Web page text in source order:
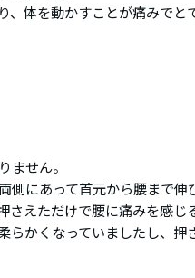
体を動かすことが痛みでと
ません。
側にあって首元から腰まで伸
さえただけで腰に痛みを感じ
らかくなっていましたし、